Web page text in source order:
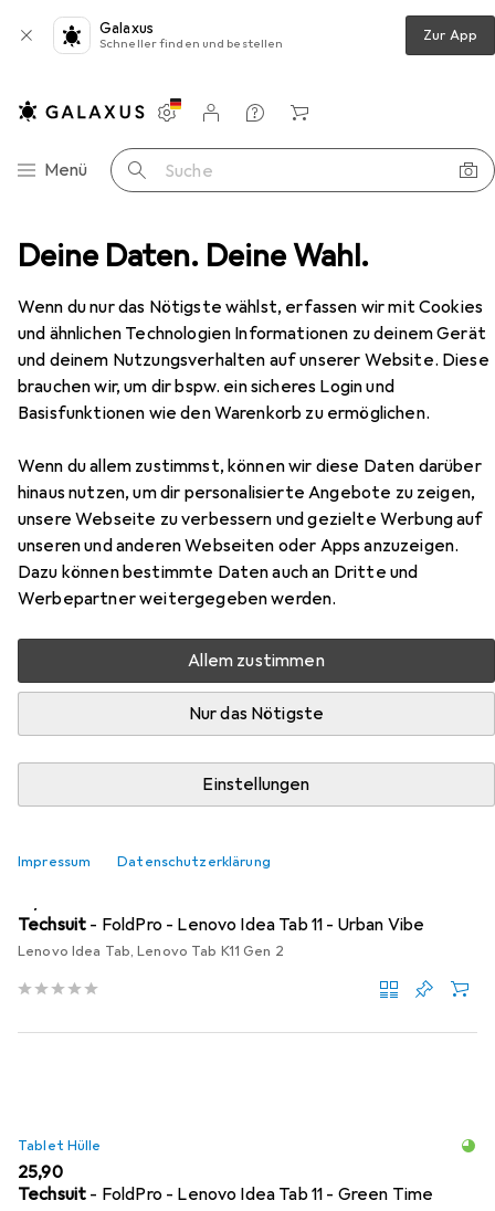
Deine Daten. Deine Wahl.
Wenn du nur das Nötigste wählst, erfassen wir mit Cookies
und ähnlichen Technologien Informationen zu deinem Gerät
und deinem Nutzungsverhalten auf unserer Website. Diese
brauchen wir, um dir bspw. ein sicheres Login und
Basisfunktionen wie den Warenkorb zu ermöglichen.
Wenn du allem zustimmst, können wir diese Daten darüber
hinaus nutzen, um dir personalisierte Angebote zu zeigen,
unsere Webseite zu verbessern und gezielte Werbung auf
unseren und anderen Webseiten oder Apps anzuzeigen.
Dazu können bestimmte Daten auch an Dritte und
Werbepartner weitergegeben werden.
Allem zustimmen
Nur das Nötigste
Einstellungen
Impressum Datenschutzerklärung
Galaxus
Schneller finden und bestellen Zur App
Navigation nach Kategorien
Menü Suche
Einstellungen
Kundenkonto
Vergleichslisten
Merklisten
Warenkorb
Tablet + eReader Tablet Lenovo Tab K11 Gen 2
EUR
304,24
Lenovo
Tab K11 Gen 2
5G, 11", 256 GB, Luna Grey
Zubehör für Lenovo Tab K11 Gen
2
Hier findest du passendes Zubehör zum Produkt Lenovo
Tab K11 Gen 2 aus den Kategorien Tablet Hülle und Tablet
Schutzfolie.
Tablet Hülle Tablet Schutzfolie
Relevanz
EUR
16,90
Techsuit - FoldPro - Lenovo Idea Tab 11 - Urban Vibe
Lenovo Idea Tab, Lenovo Tab K11 Gen 2
Tablet Hülle
EUR
25,90
Techsuit - FoldPro - Lenovo Idea Tab 11 - Green Time